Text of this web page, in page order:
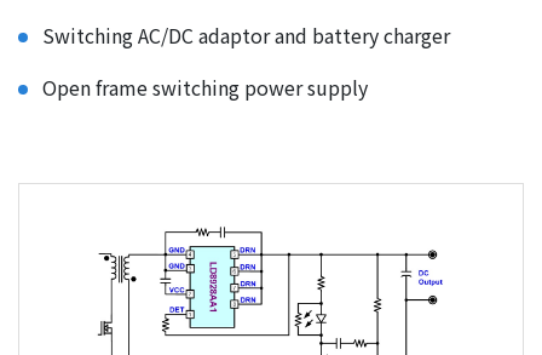
Switching AC/DC adaptor and battery charger
Open frame switching power supply